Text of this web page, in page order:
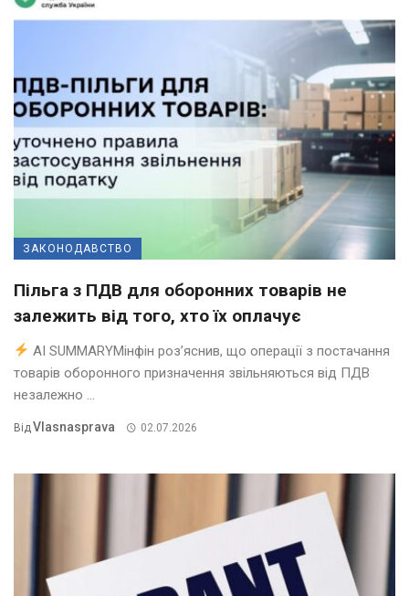
ЗАКОНОДАВСТВО
Пільга з ПДВ для оборонних товарів не
залежить від того, хто їх оплачує
AI SUMMARYМінфін роз’яснив, що операції з постачання
товарів оборонного призначення звільняються від ПДВ
незалежно ...
ВідVlasnasprava 02.07.2026